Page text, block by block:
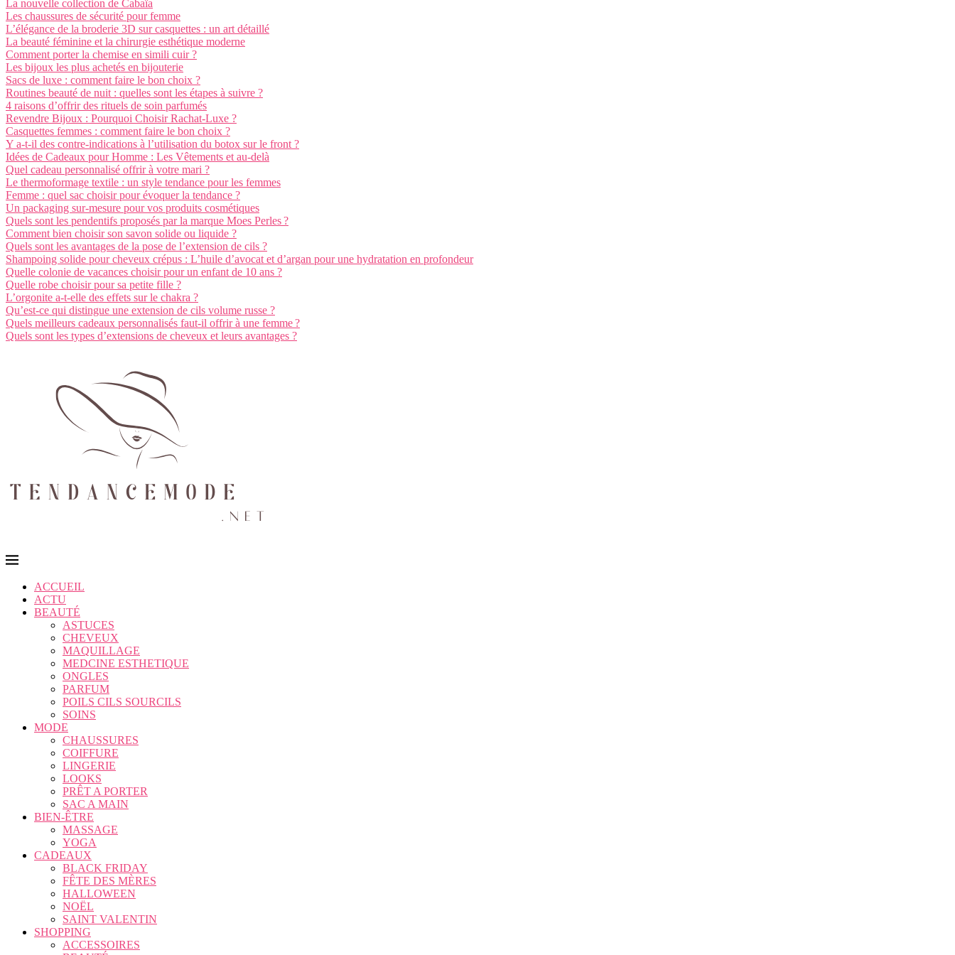
La nouvelle collection de Cabaïa
Les chaussures de sécurité pour femme
L’élégance de la broderie 3D sur casquettes : un art détaillé
La beauté féminine et la chirurgie esthétique moderne
Comment porter la chemise en simili cuir ?
Les bijoux les plus achetés en bijouterie
Sacs de luxe : comment faire le bon choix ?
Routines beauté de nuit : quelles sont les étapes à suivre ?
4 raisons d’offrir des rituels de soin parfumés
Revendre Bijoux : Pourquoi Choisir Rachat-Luxe ?
Casquettes femmes : comment faire le bon choix ?
Y a-t-il des contre-indications à l’utilisation du botox sur le front ?
Idées de Cadeaux pour Homme : Les Vêtements et au-delà
Quel cadeau personnalisé offrir à votre mari ?
Le thermoformage textile : un style tendance pour les femmes
Femme : quel sac choisir pour évoquer la tendance ?
Un packaging sur-mesure pour vos produits cosmétiques
Quels sont les pendentifs proposés par la marque Moes Perles ?
Comment bien choisir son savon solide ou liquide ?
Quels sont les avantages de la pose de l’extension de cils ?
Shampoing solide pour cheveux crépus : L’huile d’avocat et d’argan pour une hydratation en profondeur
Quelle colonie de vacances choisir pour un enfant de 10 ans ?
Quelle robe choisir pour sa petite fille ?
L’orgonite a-t-elle des effets sur le chakra ?
Qu’est-ce qui distingue une extension de cils volume russe ?
Quels meilleurs cadeaux personnalisés faut-il offrir à une femme ?
Quels sont les types d’extensions de cheveux et leurs avantages ?
ACCUEIL
ACTU
BEAUTÉ
ASTUCES
CHEVEUX
MAQUILLAGE
MEDCINE ESTHETIQUE
ONGLES
PARFUM
POILS CILS SOURCILS
SOINS
MODE
CHAUSSURES
COIFFURE
LINGERIE
LOOKS
PRÊT A PORTER
SAC A MAIN
BIEN-ÊTRE
MASSAGE
YOGA
CADEAUX
BLACK FRIDAY
FÊTE DES MÈRES
HALLOWEEN
NOËL
SAINT VALENTIN
SHOPPING
ACCESSOIRES